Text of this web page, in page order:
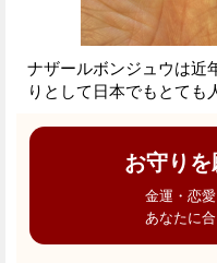
ナザールボンジュウは近
りとして日本でもとても
お守り
金運・恋
あなたに